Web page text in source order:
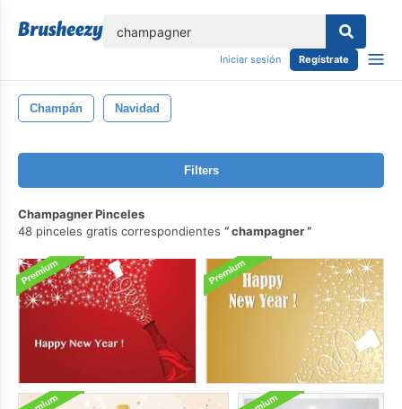
Iniciar sesión Regístrate
Champán Navidad
Filters
Champagner Pinceles
48 pinceles gratis correspondientes
champagner